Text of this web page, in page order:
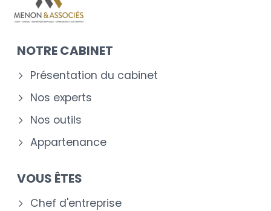
NOTRE CABINET
Présentation du cabinet
Nos experts
Nos outils
Appartenance
VOUS ÊTES
Chef d'entreprise